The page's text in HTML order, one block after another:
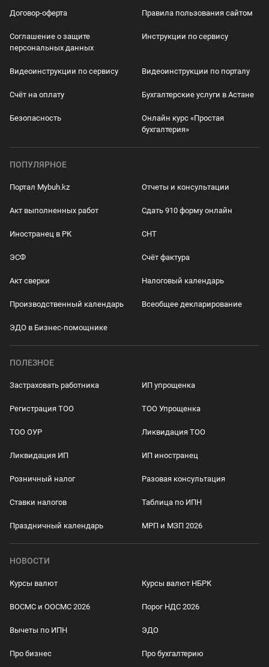
Договор-оферта Правила пользования сайтом
Соглашение о защите
персональных данных
Инструкции по сервису
Видеоинструкции по сервису Видеоинструкции по порталу
Счёт на оплату Бухгалтерские услуги в Астане
Безопасность
Онлайн курс «Простая
бухгалтерия»
ПОПУЛЯРНОЕ
Портал Mybuh.kz Отчеты и консультации
Акт выполненных работ Сдать 910 форму онлайн
Иностранец в РК СНТ
ЭСФ Счёт фактура
Акт сверки Налоговый календарь
Производственный календарь Всеобщее декларирование
ЭДО в Бизнес-помощнике
ПОЛЕЗНОЕ
Застраховать работника ИП упрощенка
Регистрация ТОО ТОО Упрощенка
ТОО ОУР Ликвидация ТОО
Ликвидация ИП ИП иностранец
Розничный налог Разовая консультация
Ставки налогов Таблица по ИПН
Праздничный календарь МРП и МЗП 2026
НОВОСТИ
Курсы валют Курсы валют НБРК
ВОСМС и ООСМС 2026 Порог НДС 2026
Вычеты по ИПН ЭДО
Про бизнес Про бухгалтерию